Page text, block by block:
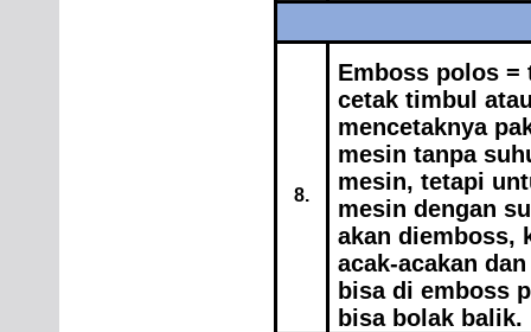
8.
Emboss polos
cetak timbul
mencetaknya
mesin tanpa
mesin, tetapi
mesin dengan
akan diemboss,
acak-acakan
bisa di emboss
bisa bolak balik.